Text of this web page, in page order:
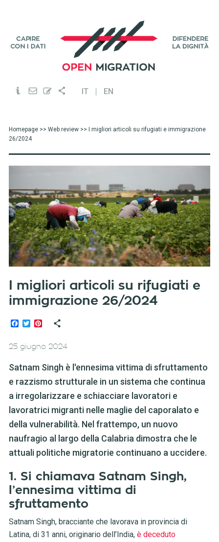
IT EN
Homepage>> Web review>> I migliori articoli su rifugiati e immigrazione
26/2024
I migliori articoli su rifugiati e
immigrazione 26/2024
Facebook
TwitterPinterest
25 giugno 2024
Satnam Singh è l'ennesima vittima di sfruttamento
e razzismo strutturale in un sistema che continua
a irregolarizzare e schiacciare lavoratori e
lavoratrici migranti nelle maglie del caporalato e
della vulnerabilità. Nel frattempo, un nuovo
naufragio al largo della Calabria dimostra che le
attuali politiche migratorie continuano a uccidere.
1. Si chiamava Satnam Singh,
l’ennesima vittima di
sfruttamento
Satnam Singh, bracciante che lavorava in provincia di
Latina, di 31 anni, originario dell’India, è deceduto